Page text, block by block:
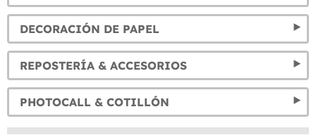
DECORACIÓN DE PAPEL
REPOSTERÍA & ACCESORIOS
PHOTOCALL & COTILLÓN